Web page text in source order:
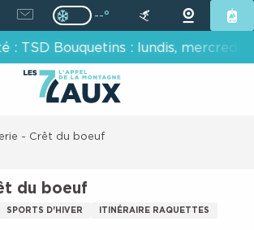
Page D’accueil Actuelle Hiver :
Page D’accueil Actuelle
Bouquetins : lundis, mercredis,
--°
- Crêt du boeuf
du boeuf
SPORTS D'HIVER ITINÉRAIRE RAQUETTES